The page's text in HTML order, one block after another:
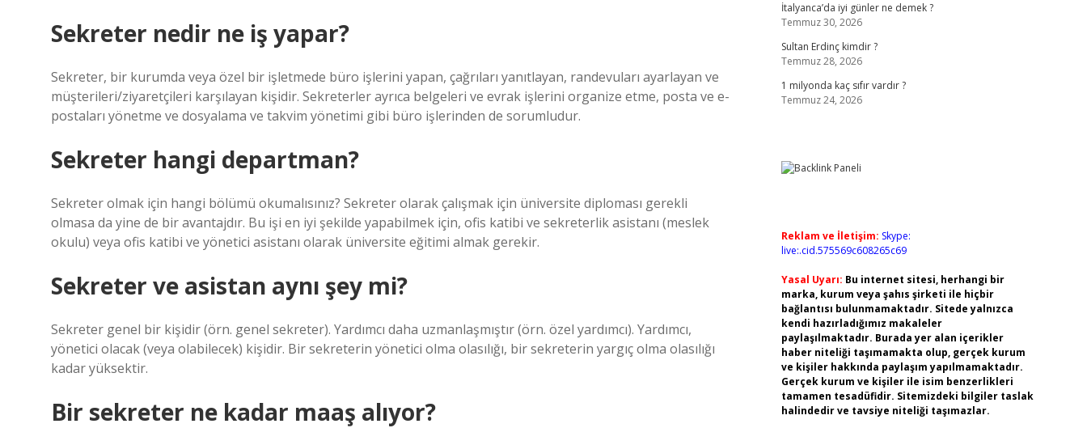
Sekreter nedir ne iş yapar?
Sekreter, bir kurumda veya özel bir işletmede büro işlerini yapan, çağrıları yanıtlayan, randevuları ayarlayan ve
müşterileri/ziyaretçileri karşılayan kişidir. Sekreterler ayrıca belgeleri ve evrak işlerini organize etme, posta ve e-
postaları yönetme ve dosyalama ve takvim yönetimi gibi büro işlerinden de sorumludur.
Sekreter hangi departman?
Sekreter olmak için hangi bölümü okumalısınız? Sekreter olarak çalışmak için üniversite diploması gerekli
olmasa da yine de bir avantajdır. Bu işi en iyi şekilde yapabilmek için, ofis katibi ve sekreterlik asistanı (meslek
okulu) veya ofis katibi ve yönetici asistanı olarak üniversite eğitimi almak gerekir.
Sekreter ve asistan aynı şey mi?
Sekreter genel bir kişidir (örn. genel sekreter). Yardımcı daha uzmanlaşmıştır (örn. özel yardımcı). Yardımcı,
yönetici olacak (veya olabilecek) kişidir. Bir sekreterin yönetici olma olasılığı, bir sekreterin yargıç olma olasılığı
kadar yüksektir.
Bir sekreter ne kadar maaş alıyor?
İtalyanca’da iyi günler ne demek ?
Temmuz 30, 2026
Sultan Erdinç kimdir ?
Temmuz 28, 2026
1 milyonda kaç sıfır vardır ?
Temmuz 24, 2026
Reklam ve İletişim: Skype:
live:.cid.575569c608265c69
Yasal Uyarı: Bu internet sitesi, herhangi bir
marka, kurum veya şahıs şirketi ile hiçbir
bağlantısı bulunmamaktadır. Sitede yalnızca
kendi hazırladığımız makaleler
paylaşılmaktadır. Burada yer alan içerikler
haber niteliği taşımamakta olup, gerçek kurum
ve kişiler hakkında paylaşım yapılmamaktadır.
Gerçek kurum ve kişiler ile isim benzerlikleri
tamamen tesadüfidir. Sitemizdeki bilgiler taslak
halindedir ve tavsiye niteliği taşımazlar.